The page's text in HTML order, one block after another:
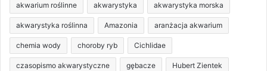
akwarium roślinne akwarystyka akwarystyka morska
akwarystyka roślinna Amazonia aranżacja akwarium
chemia wody choroby ryb Cichlidae
czasopismo akwarystyczne gębacze Hubert Zientek